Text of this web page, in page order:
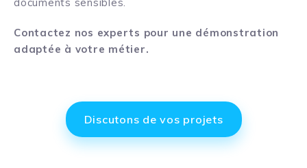
Contactez nos experts pour une démonstration
adaptée à votre métier.
Discutons de vos projets